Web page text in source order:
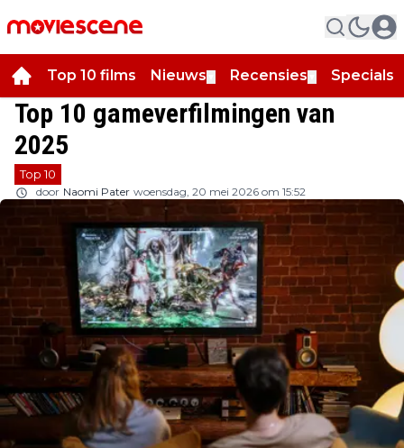
Top 10 films Nieuws Recensies Specials
Top 10 gameverfilmingen van
2025
Top 10
door Naomi Pater woensdag, 20 mei 2026 om 15:52